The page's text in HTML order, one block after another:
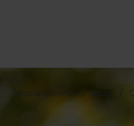
Strona główna